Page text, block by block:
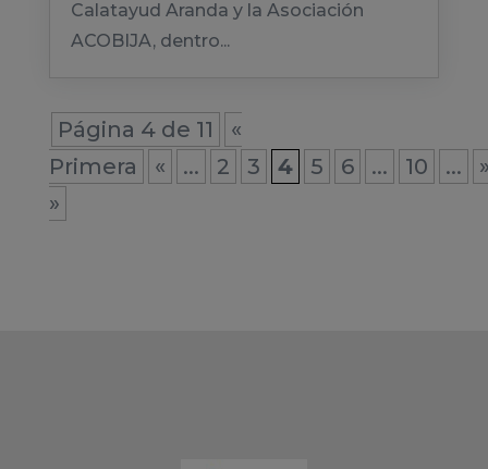
Calatayud Aranda y la Asociación
ACOBIJA, dentro...
Página 4 de 11
«
Primera
« ... 2 3 4 5 6 ... 10 ...
»